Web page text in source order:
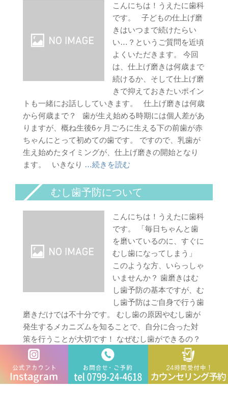
こんにちは！うえたに歯科
です。 子どもの仕上げ磨
きはいつまで続けたらい
い…？というご質問を近頃
よくいただきます。 今回
は、仕上げ磨きは何歳まで
続けるか、そして仕上げ磨
きで抑えておきたいポイン
トも一緒にお話ししていきます。 仕上げ磨きは何歳
から何歳まで？ 歯が生え始める時期には個人差があ
りますが、概ね生後6ヶ月ごろに生える下の前歯が赤
ちゃんにとって初めての歯です。 ですので、乳歯が
生え始めたタイミングが、仕上げ磨きの開始となり
ます。 いきなり …続きを読む
むし歯予防について
こんにちは！うえたに歯科
です。 「毎日ちゃんと歯
を磨いているのに、すぐに
むし歯になってしまう」
このような方、いらっしゃ
いませんか？ 歯磨きはむ
し歯予防の基本ですが、む
し歯予防はご自身で行う歯
磨きだけでは不十分です。 むし歯の原因やむし歯が
発生するメカニズムを知ることで、自分に合った対
策を行うことが大切です！ なぜむし歯ができるの？
むし歯は、歯の表面についた歯垢（プラーク）に、
むし歯をつくるミュータンス菌がすみつき、糖分を
栄養にして酸を出します。この酸は歯の表面の硬い